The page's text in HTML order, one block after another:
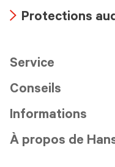
iconProtections
Service
Conseils
Informations
À propos de